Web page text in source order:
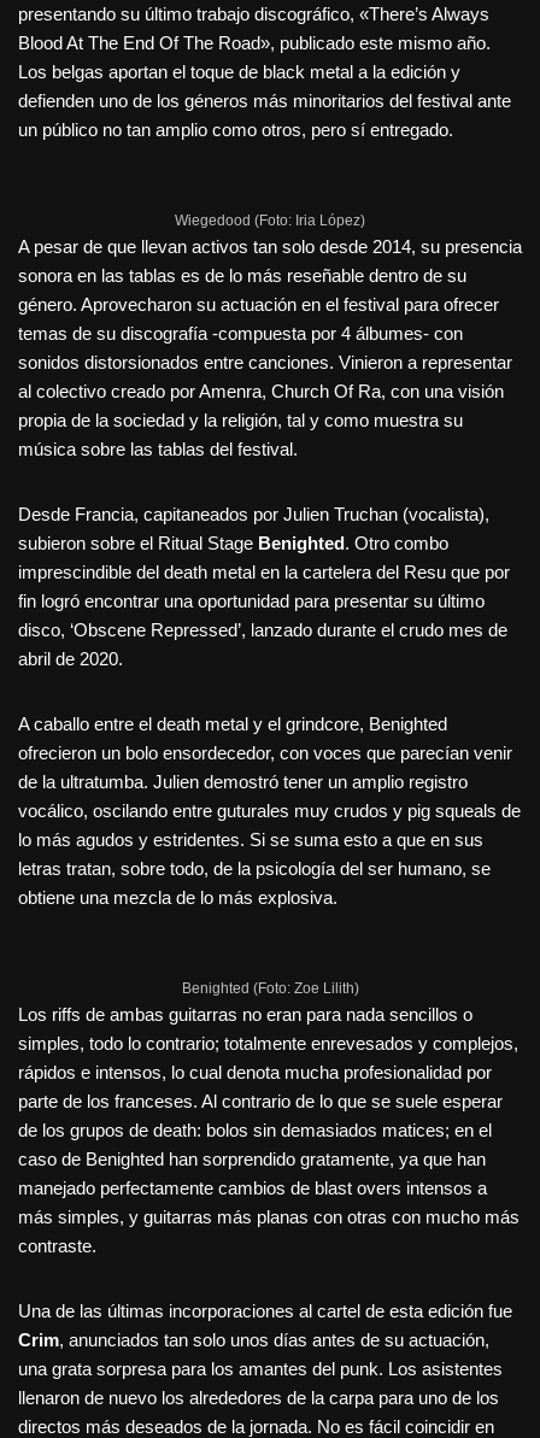
presentando su último trabajo discográfico, «There’s Always
Blood At The End Of The Road», publicado este mismo año.
Los belgas aportan el toque de black metal a la edición y
defienden uno de los géneros más minoritarios del festival ante
un público no tan amplio como otros, pero sí entregado.
Wiegedood (Foto: Iria López)
A pesar de que llevan activos tan solo desde 2014, su presencia
sonora en las tablas es de lo más reseñable dentro de su
género. Aprovecharon su actuación en el festival para ofrecer
temas de su discografía -compuesta por 4 álbumes- con
sonidos distorsionados entre canciones. Vinieron a representar
al colectivo creado por Amenra, Church Of Ra, con una visión
propia de la sociedad y la religión, tal y como muestra su
música sobre las tablas del festival.
Desde Francia, capitaneados por Julien Truchan (vocalista),
subieron sobre el Ritual Stage Benighted. Otro combo
imprescindible del death metal en la cartelera del Resu que por
fin logró encontrar una oportunidad para presentar su último
disco, ‘Obscene Repressed’, lanzado durante el crudo mes de
abril de 2020.
A caballo entre el death metal y el grindcore, Benighted
ofrecieron un bolo ensordecedor, con voces que parecían venir
de la ultratumba. Julien demostró tener un amplio registro
vocálico, oscilando entre guturales muy crudos y pig squeals de
lo más agudos y estridentes. Si se suma esto a que en sus
letras tratan, sobre todo, de la psicología del ser humano, se
obtiene una mezcla de lo más explosiva.
Benighted (Foto: Zoe Lilith)
Los riffs de ambas guitarras no eran para nada sencillos o
simples, todo lo contrario; totalmente enrevesados y complejos,
rápidos e intensos, lo cual denota mucha profesionalidad por
parte de los franceses. Al contrario de lo que se suele esperar
de los grupos de death: bolos sin demasiados matices; en el
caso de Benighted han sorprendido gratamente, ya que han
manejado perfectamente cambios de blast overs intensos a
más simples, y guitarras más planas con otras con mucho más
contraste.
Una de las últimas incorporaciones al cartel de esta edición fue
Crim, anunciados tan solo unos días antes de su actuación,
una grata sorpresa para los amantes del punk. Los asistentes
llenaron de nuevo los alrededores de la carpa para uno de los
directos más deseados de la jornada. No es fácil coincidir en